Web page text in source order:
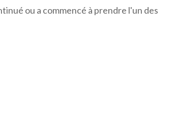
ou a commencé à prendre l'un des